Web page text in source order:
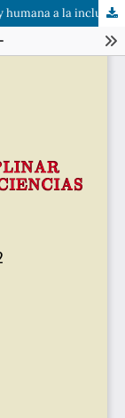
Voces que transforman: una mirada crítica y humana a la inclusión educativa desde la experiencia de docentes, estudiantes y familias de una institución Educativa Pública